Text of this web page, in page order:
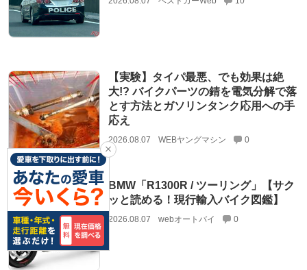
【実験】タイパ最悪、でも効果は絶
大!? バイクパーツの錆を電気分解で落
とす方法とガソリンタンク応用への手
応え
2026.08.07 WEBヤングマシン 0
BMW「R1300R / ツーリング」【サク
ッと読める！現行輸入バイク図鑑】
2026.08.07 webオートバイ 0